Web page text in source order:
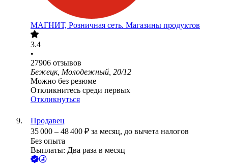
МАГНИТ, Розничная сеть. Магазины продуктов
3.4
•
27906 отзывов
Бежецк, Молодежный, 20/12
Можно без резюме
Откликнитесь среди первых
Откликнуться
Продавец
35 000 – 48 400 ₽ за месяц, до вычета налогов
Без опыта
Выплаты: Два раза в месяц